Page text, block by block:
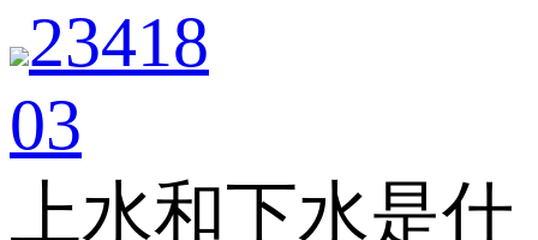
23418
03
上水和下水是什